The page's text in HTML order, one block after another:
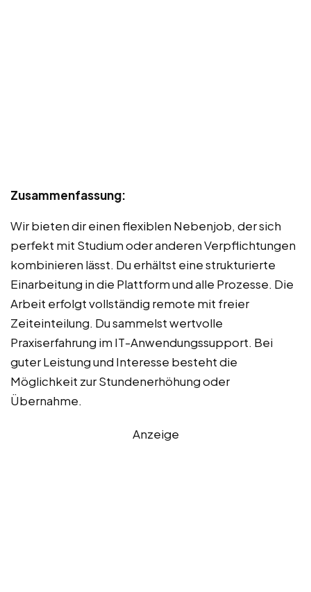
Zusammenfassung:
Wir bieten dir einen flexiblen Nebenjob, der sich
perfekt mit Studium oder anderen Verpflichtungen
kombinieren lässt. Du erhältst eine strukturierte
Einarbeitung in die Plattform und alle Prozesse. Die
Arbeit erfolgt vollständig remote mit freier
Zeiteinteilung. Du sammelst wertvolle
Praxiserfahrung im IT-Anwendungssupport. Bei
guter Leistung und Interesse besteht die
Möglichkeit zur Stundenerhöhung oder
Übernahme.
Anzeige